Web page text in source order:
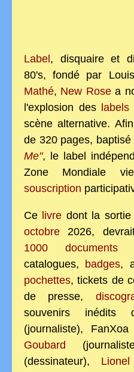
Label, disquaire et
80's, fondé par
Mathé, New Rosea
l'explosion des labels
scène alternative.
de 320 pages, baptisé
Me", le label
Zone Mondiale
souscription
Ce livre dont la
octobre 2026,
1000 documents
catalogues, badges,
pochettes, tickets de
de presse,
souvenirs
(journaliste),
Goubard
(dessinateur),